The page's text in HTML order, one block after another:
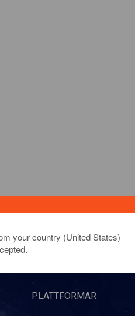
PLATTFORMAR
your country (United States)